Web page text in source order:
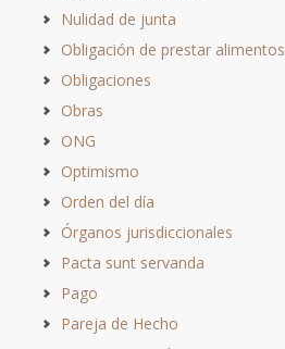
Nulidad de junta
Obligación de prestar alimentos
Obligaciones
Obras
ONG
Optimismo
Orden del día
Órganos jurisdiccionales
Pacta sunt servanda
Pago
Pareja de Hecho